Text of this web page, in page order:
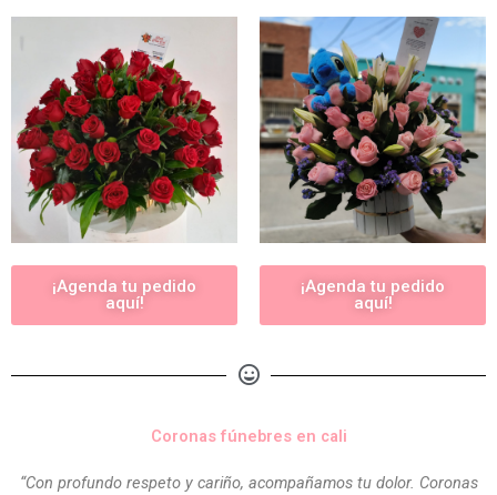
¡Agenda tu pedido
aquí!
¡Agenda tu pedido
aquí!
Coronas fúnebres en cali
“Con profundo respeto y cariño, acompañamos tu dolor. Coronas